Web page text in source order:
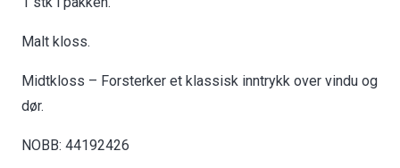
Malt kloss.
Midtkloss – Forsterker et klassisk inntrykk over vindu og
dør.
NOBB: 44192426